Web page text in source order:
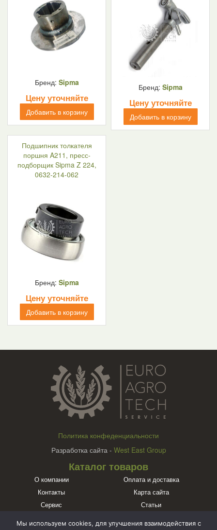
Бренд: Sipma
Цену уточняйте
Добавить в корзину
Бренд: Sipma
Цену уточняйте
Добавить в корзину
Подшипник толкателя
поршня A211, пресс-
подборщик Sipma Z 224,
0632-214-062
Бренд: Sipma
Цену уточняйте
Добавить в корзину
Политика конфеденциальности
Разработка сайта - West East Group
Каталог товаров
О компании
Оплата и доставка
Контакты
Карта сайта
Сервис
Статьи
Мы используем cookies, для улучшения взаимодействия с